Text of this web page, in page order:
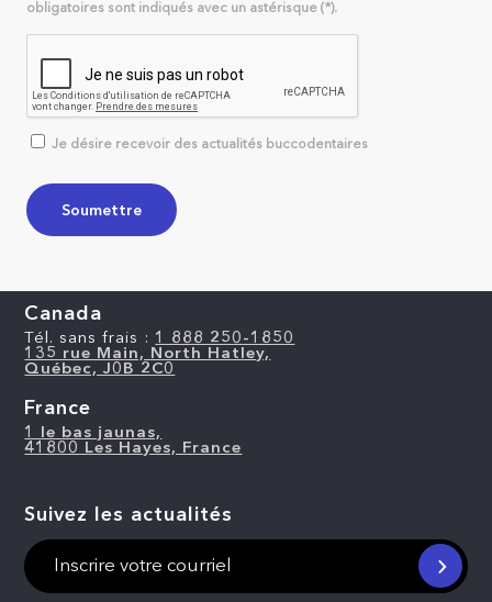
obligatoires sont indiqués avec un astérisque (*).
Je désire recevoir des actualités buccodentaires
Canada
Tél. sans frais : 1 888 250-1850
135 rue Main, North Hatley,
Québec, J0B 2C0
France
1 le bas jaunas,
41800 Les Hayes, France
Suivez les actualités